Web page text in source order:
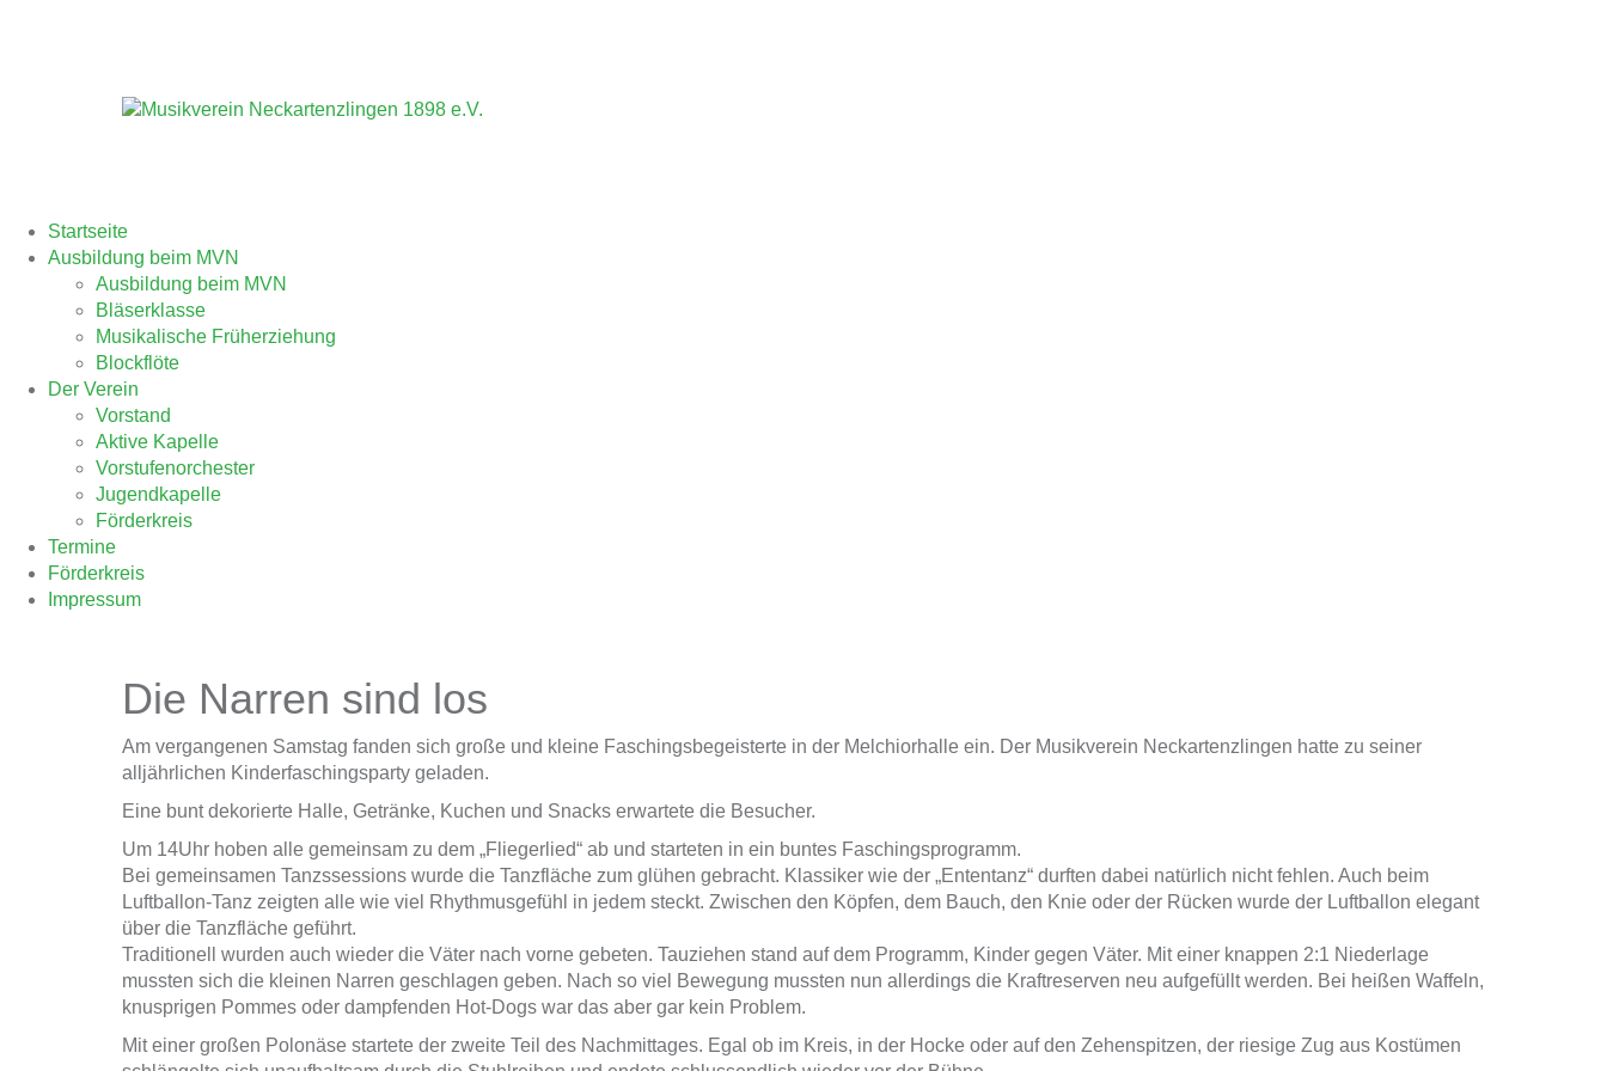
Startseite
Ausbildung beim MVN
Ausbildung beim MVN
Bläserklasse
Musikalische Früherziehung
Blockflöte
Der Verein
Vorstand
Aktive Kapelle
Vorstufenorchester
Jugendkapelle
Förderkreis
Termine
Förderkreis
Impressum
Die Narren sind los
Am vergangenen Samstag fanden sich große und kleine Faschingsbegeisterte in der Melchiorhalle ein. Der Musikverein Neckartenzlingen hatte zu seiner
alljährlichen Kinderfaschingsparty geladen.
Eine bunt dekorierte Halle, Getränke, Kuchen und Snacks erwartete die Besucher.
Um 14Uhr hoben alle gemeinsam zu dem „Fliegerlied“ ab und starteten in ein buntes Faschingsprogramm.
Bei gemeinsamen Tanzssessions wurde die Tanzfläche zum glühen gebracht. Klassiker wie der „Ententanz“ durften dabei natürlich nicht fehlen. Auch beim
Luftballon-Tanz zeigten alle wie viel Rhythmusgefühl in jedem steckt. Zwischen den Köpfen, dem Bauch, den Knie oder der Rücken wurde der Luftballon elegant
über die Tanzfläche geführt.
Traditionell wurden auch wieder die Väter nach vorne gebeten. Tauziehen stand auf dem Programm, Kinder gegen Väter. Mit einer knappen 2:1 Niederlage
mussten sich die kleinen Narren geschlagen geben. Nach so viel Bewegung mussten nun allerdings die Kraftreserven neu aufgefüllt werden. Bei heißen Waffeln,
knusprigen Pommes oder dampfenden Hot-Dogs war das aber gar kein Problem.
Mit einer großen Polonäse startete der zweite Teil des Nachmittages. Egal ob im Kreis, in der Hocke oder auf den Zehenspitzen, der riesige Zug aus Kostümen